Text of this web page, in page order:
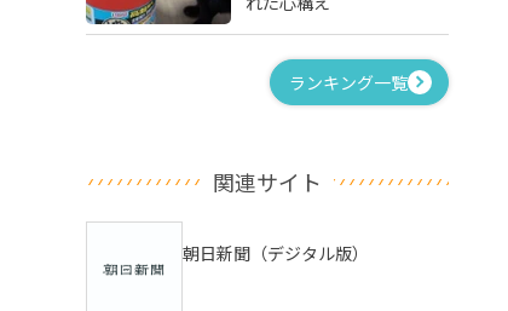
ランキング一覧
関連サイト
朝日新聞（デジタル版）